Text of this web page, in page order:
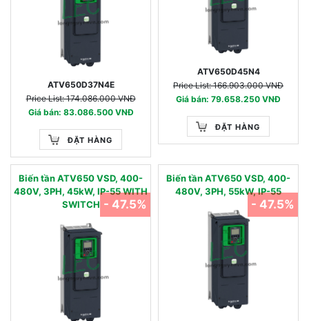
ATV650D37N4E
Price List: 174.086.000 VNĐ
Giá bán: 83.086.500 VNĐ
ĐẶT HÀNG
ATV650D45N4
Price List: 166.903.000 VNĐ
Giá bán: 79.658.250 VNĐ
ĐẶT HÀNG
Biến tần ATV650 VSD, 400-
480V, 3PH, 45kW, IP-55 WITH
SWITCH - 47.5%
Biến tần ATV650 VSD, 400-
480V, 3PH, 55kW, IP-55
- 47.5%